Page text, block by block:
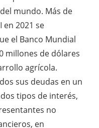
mundo. Más de
en 2021 se
el Banco Mundial
millones de dólares
agrícola.
sus deudas en un
tipos de interés,
no
en